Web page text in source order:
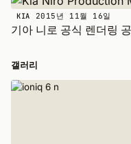
KIA 2015년 11월 16일
기아 니로 공식 렌더링
갤러리